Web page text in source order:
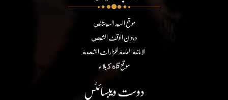
موقع السيد السيستاني
ديوان الوقف الشيعي
الامانة العامة للمزارات الشيعية
موقع قناة كربلاء
دوست ویبسائٹس